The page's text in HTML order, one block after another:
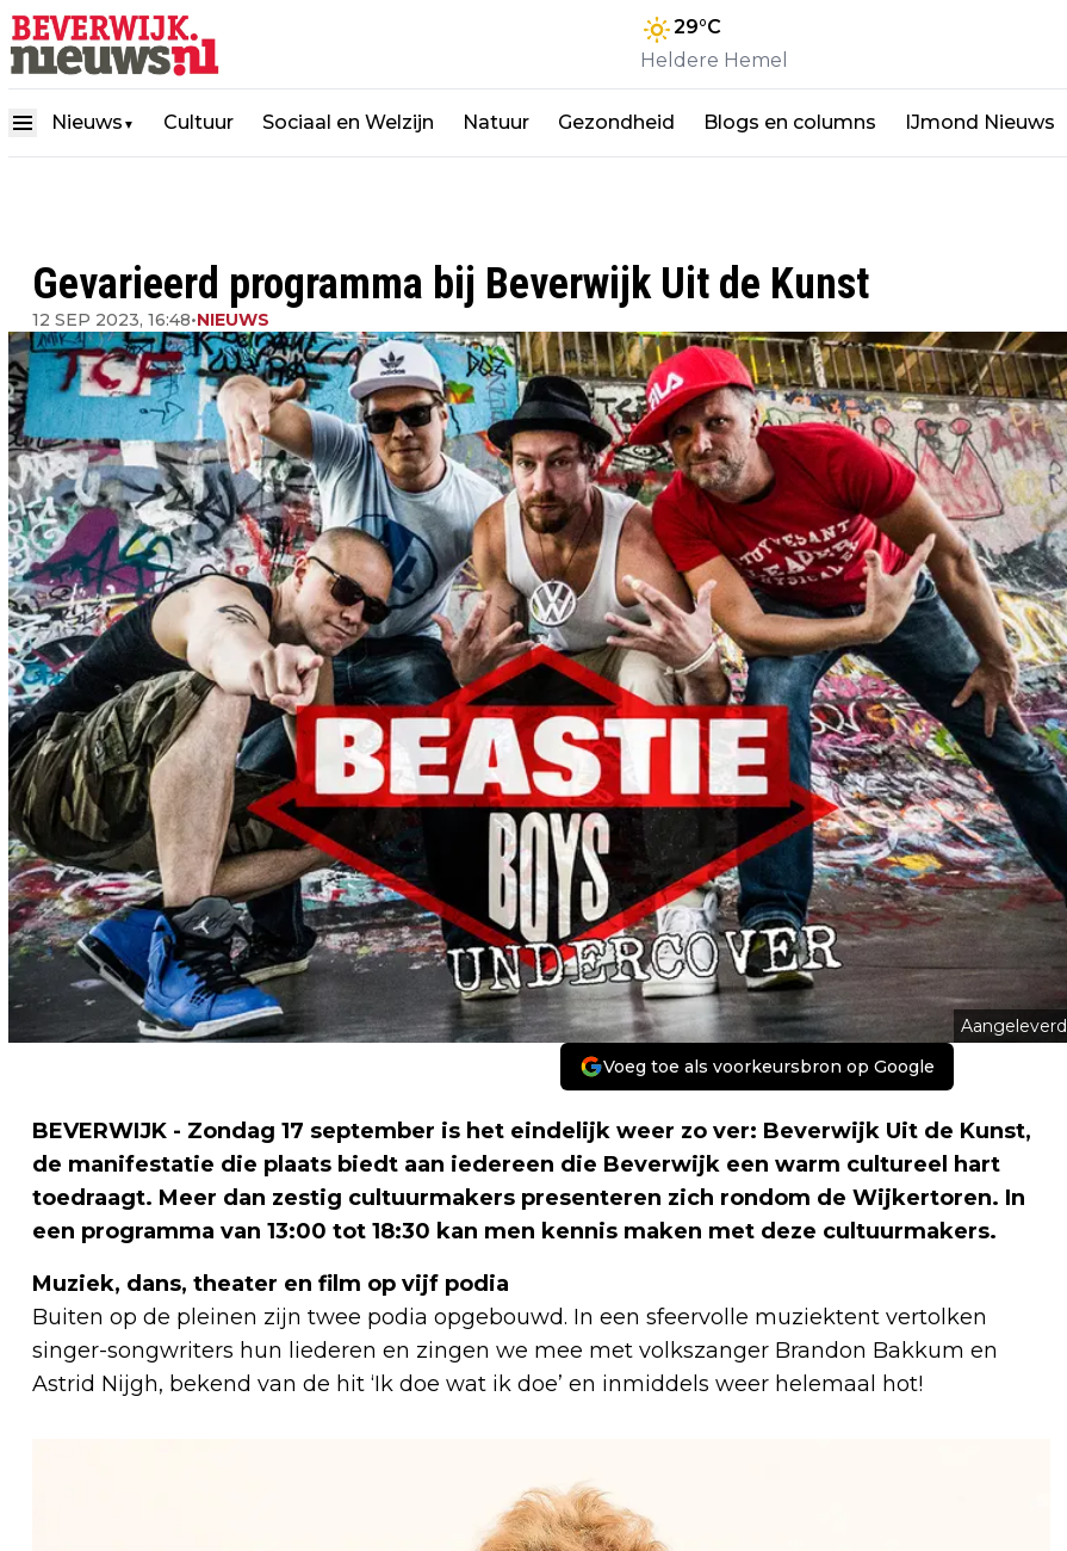
29°C
Heldere Hemel
Nieuws ▼ Cultuur Sociaal en Welzijn Natuur Gezondheid Blogs en columns IJmond Nieuws
Gevarieerd programma bij Beverwijk Uit de Kunst
12 SEP 2023, 16:48•NIEUWS
Aangeleverd
Voeg toe als voorkeursbron op Google
BEVERWIJK - Zondag 17 september is het eindelijk weer zo ver: Beverwijk Uit de Kunst,
de manifestatie die plaats biedt aan iedereen die Beverwijk een warm cultureel hart
toedraagt. Meer dan zestig cultuurmakers presenteren zich rondom de Wijkertoren. In
een programma van 13:00 tot 18:30 kan men kennis maken met deze cultuurmakers.
Muziek, dans, theater en film op vijf podia
Buiten op de pleinen zijn twee podia opgebouwd. In een sfeervolle muziektent vertolken
singer-songwriters hun liederen en zingen we mee met volkszanger Brandon Bakkum en
Astrid Nijgh, bekend van de hit ‘Ik doe wat ik doe’ en inmiddels weer helemaal hot!